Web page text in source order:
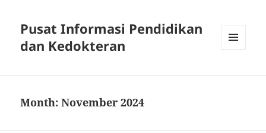
Pusat Informasi Pendidikan
dan Kedokteran
Month:November 2024